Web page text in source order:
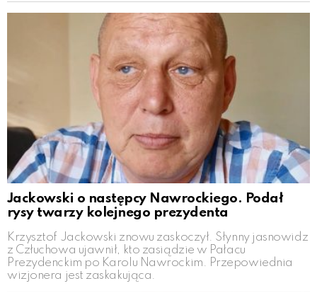
Jackowski o następcy Nawrockiego. Podał
rysy twarzy kolejnego prezydenta
Krzysztof Jackowski znowu zaskoczył. Słynny jasnowidz
z Człuchowa ujawnił, kto zasiądzie w Pałacu
Prezydenckim po Karolu Nawrockim. Przepowiednia
wizjonera jest zaskakująca.